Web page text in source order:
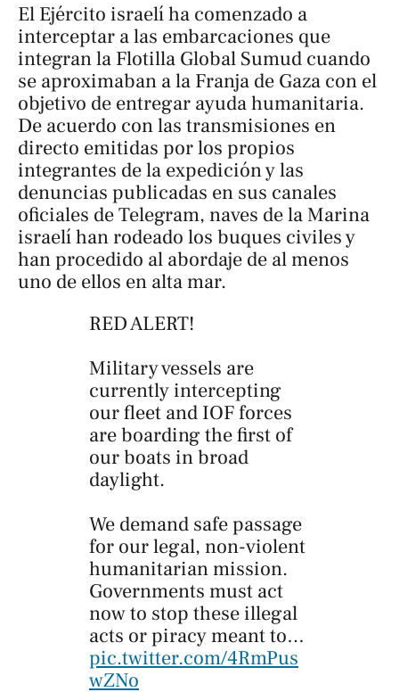
El Ejército israelí ha comenzado a
interceptar a las embarcaciones que
integran la Flotilla Global Sumud cuando
se aproximaban a la Franja de Gaza con el
objetivo de entregar ayuda humanitaria.
De acuerdo con las transmisiones en
directo emitidas por los propios
integrantes de la expedición y las
denuncias publicadas en sus canales
oficiales de Telegram, naves de la Marina
israelí han rodeado los buques civiles y
han procedido al abordaje de al menos
uno de ellos en alta mar.
RED ALERT!
Military vessels are
currently intercepting
our fleet and IOF forces
are boarding the first of
our boats in broad
daylight.
We demand safe passage
for our legal, non-violent
humanitarian mission.
Governments must act
now to stop these illegal
acts or piracy meant to…
pic.twitter.com/4RmPus
wZNo